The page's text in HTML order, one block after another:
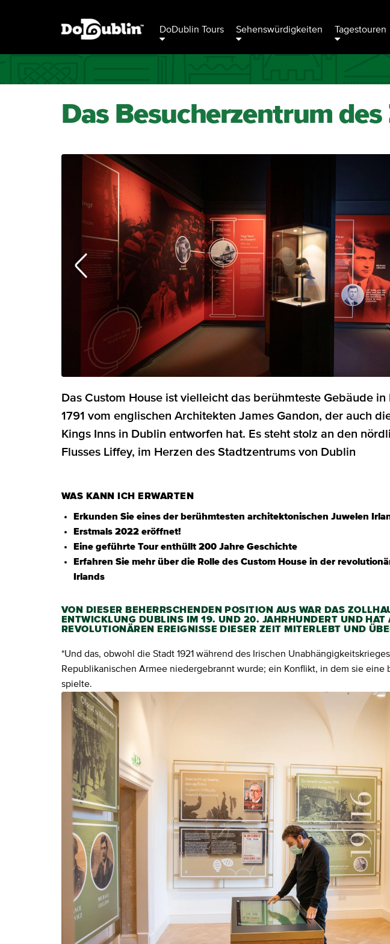
DoDublin Tours Sehenswürdigkeiten Tagestouren
Das Besucherzentrum
Das Custom House ist vielleicht das berühmteste Gebäude
1791 vom englischen Architekten James Gandon, der auch
Kings Inns in Dublin entworfen hat. Es steht stolz an den
Flusses Liffey, im Herzen des Stadtzentrums von Dublin
WAS KANN ICH ERWARTEN
Erkunden Sie eines der berühmtesten architektonischen Juwelen
Erstmals 2022 eröffnet!
Eine geführte Tour enthüllt 200 Jahre Geschichte
Erfahren Sie mehr über die Rolle des Custom House in der
Irlands
VON DIESER BEHERRSCHENDEN POSITION AUS WAR DAS
ENTWICKLUNG DUBLINS IM 19. UND 20. JAHRHUNDERT UND HAT
REVOLUTIONÄREN EREIGNISSE DIESER ZEIT MITERLEBT UND
*Und das, obwohl die Stadt 1921 während des Irischen
Republikanischen Armee niedergebrannt wurde; ein Konflikt, in dem sie eine
spielte.